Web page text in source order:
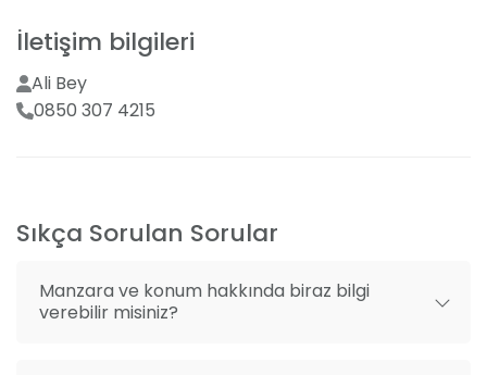
Mekan dışı organizasyon getirme
İletişim bilgileri
Ali Bey
0850 307 4215
Sıkça Sorulan Sorular
Manzara ve konum hakkında biraz bilgi
verebilir misiniz?